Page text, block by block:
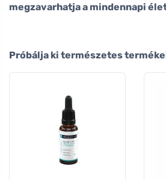
megzavarhatja a mindennapi
Próbálja ki természetes